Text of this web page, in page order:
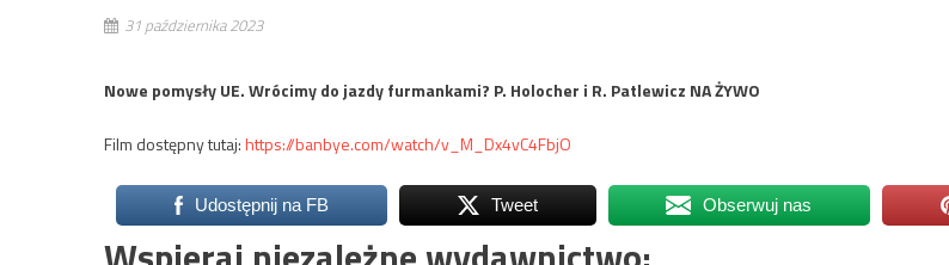
31 października 2023
Nowe pomysły UE. Wrócimy do jazdy furmankami? P. Holocher i R. Patlewicz NA ŻYWO
Film dostępny tutaj:https://banbye.com/watch/v_M_Dx4vC4FbjO
Udostępnij na FB Tweet Obserwuj nas